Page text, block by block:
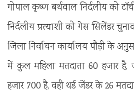
गोपाल कृष्ण बर्थवाल निर्दलीय को
निर्दलीय प्रत्याशी को गेस सिलेंडर
जिला निर्वाचन कार्यालय पौड़ी के
में कुल महिला मतदाता 60 हजार
हजार 700 है, वही थर्ड जेंडर के 26